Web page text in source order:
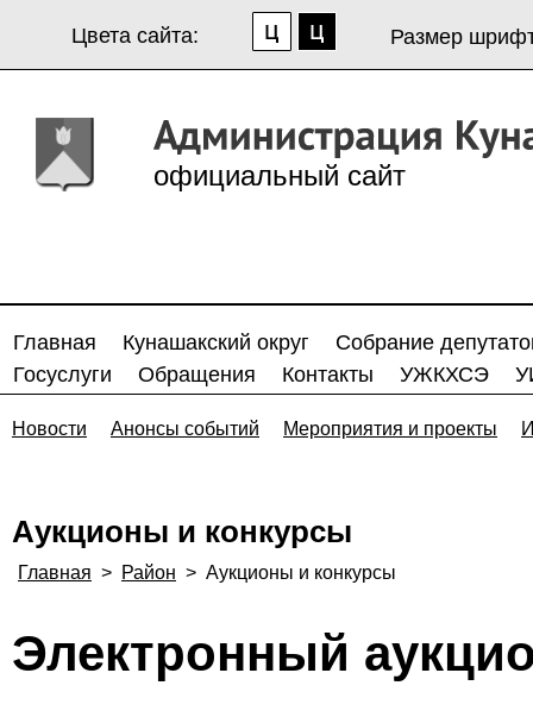
Цвета сайта: Размер
официальный сайт
Главная Кунашакский округ
Собрание
Госуслуги
Обращения Контакты УЖКХСЭ
Новости Анонсы событий Мероприятия и проекты
Аукционы и конкурсы
Главная > Район > Аукционы и конкурсы
Электронный